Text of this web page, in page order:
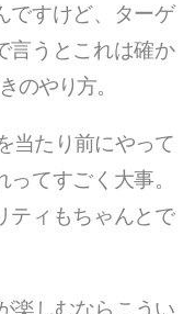
ですけど、ターゲ
言うとこれは確か
のやり方。
当たり前にやって
てすごく大事。
ティもちゃんとで
楽しむならこうい